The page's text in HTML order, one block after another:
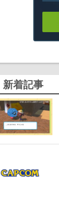
新着記事